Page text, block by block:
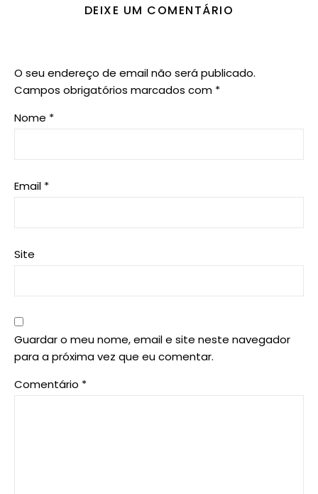
DEIXE UM COMENTÁRIO
O seu endereço de email não será publicado.
Campos obrigatórios marcados com *
Nome *
Email *
Site
Guardar o meu nome, email e site neste navegador
para a próxima vez que eu comentar.
Comentário *